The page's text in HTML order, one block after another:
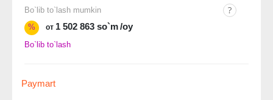
Bo`lib to`lash mumkin
%
от 1 502 863 so`m/oy
Bo`lib to`lash
Paymart